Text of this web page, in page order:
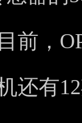
前，
还有